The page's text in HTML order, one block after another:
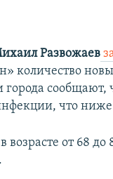
Развожаев
количество
сообщают,
что
от 68 до